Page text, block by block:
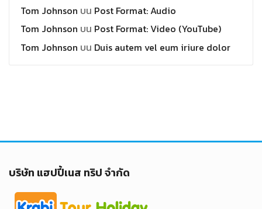
Tom Johnson บน Post Format: Audio
Tom Johnson บน Post Format: Video (YouTube)
Tom Johnson บน Duis autem vel eum iriure dolor
บริษัท แฮปปี้เนส ทริป จำกัด